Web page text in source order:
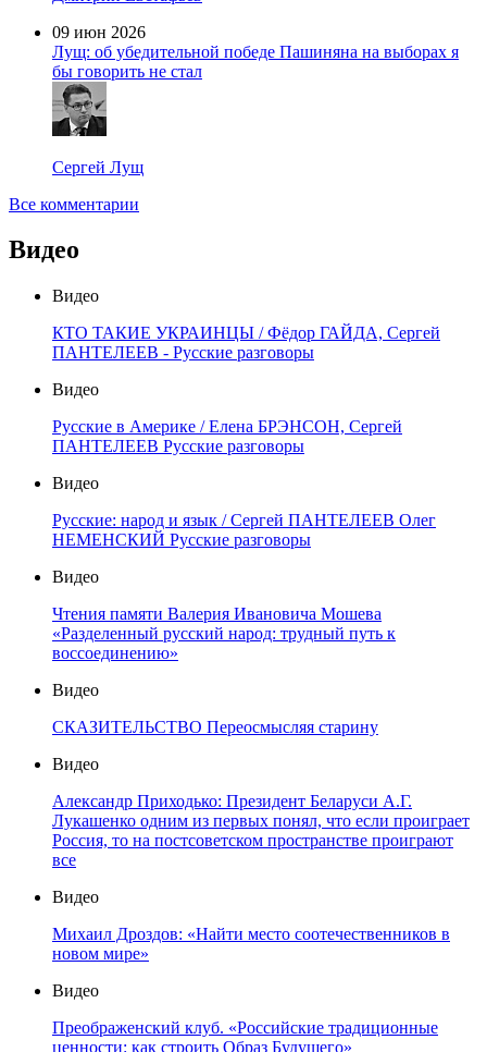
09 июн 2026
Лущ: об убедительной победе Пашиняна на выборах я
бы говорить не стал
Сергей Лущ
Все комментарии
Видео
Видео
КТО ТАКИЕ УКРАИНЦЫ / Фёдор ГАЙДА, Сергей
ПАНТЕЛЕЕВ - Русские разговоры
Видео
Русские в Америке / Елена БРЭНСОН, Сергей
ПАНТЕЛЕЕВ Русские разговоры
Видео
Русские: народ и язык / Сергей ПАНТЕЛЕЕВ Олег
НЕМЕНСКИЙ Русские разговоры
Видео
Чтения памяти Валерия Ивановича Мошева
«Разделенный русский народ: трудный путь к
воссоединению»
Видео
СКАЗИТЕЛЬСТВО Переосмысляя старину
Видео
Александр Приходько: Президент Беларуси А.Г.
Лукашенко одним из первых понял, что если проиграет
Россия, то на постсоветском пространстве проиграют
все
Видео
Михаил Дроздов: «Найти место соотечественников в
новом мире»
Видео
Преображенский клуб. «Российские традиционные
ценности: как строить Образ Будущего»